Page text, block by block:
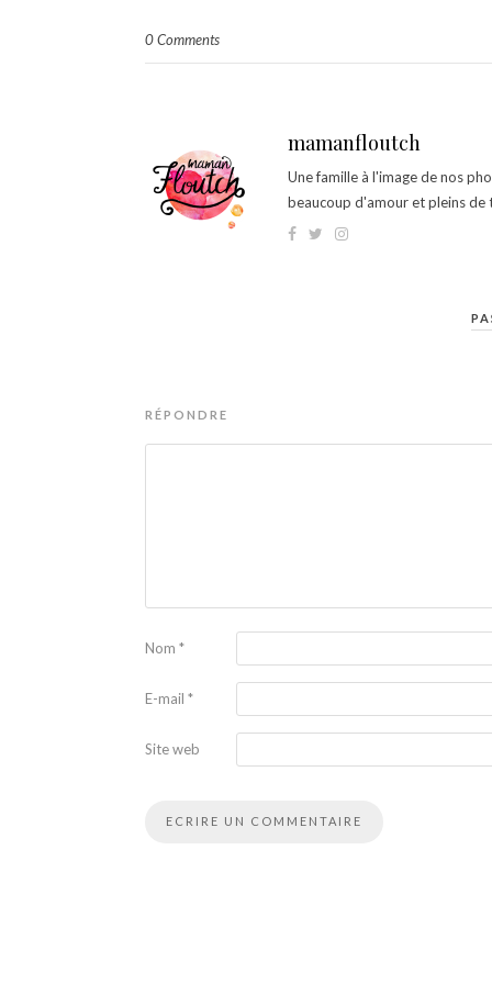
0 Comments
mamanfloutch
Une famille à l'image de nos
beaucoup d'amour et pleins de
RÉPONDRE
Nom *
E-mail *
Site web